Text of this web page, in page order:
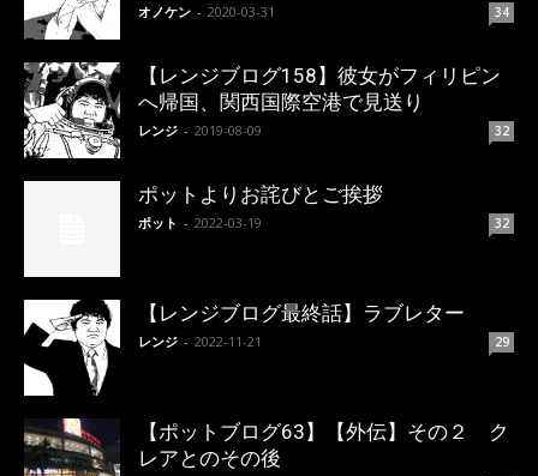
オノケン - 2020-03-31 34
【レンジブログ158】彼女がフィリピン
へ帰国、関西国際空港で見送り
レンジ - 2019-08-09 32
ポットよりお詫びとご挨拶
ポット - 2022-03-19 32
【レンジブログ最終話】ラブレター
レンジ - 2022-11-21 29
【ポットブログ63】【外伝】その２ ク
レアとのその後